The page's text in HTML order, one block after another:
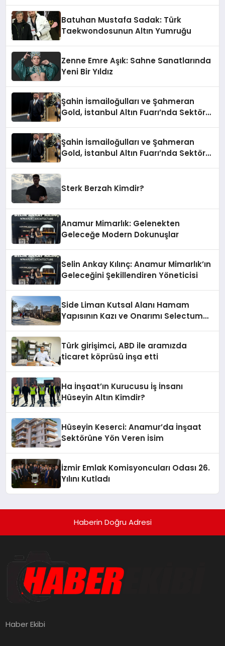
Batuhan Mustafa Sadak: Türk
Taekwondosunun Altın Yumruğu
Zenne Emre Aşık: Sahne Sanatlarında
Yeni Bir Yıldız
Şahin İsmailoğulları ve Şahmeran
Gold, İstanbul Altın Fuarı’nda Sektöre
Şahin İsmailoğulları ve Şahmeran
Gold, İstanbul Altın Fuarı’nda Sektöre
Sterk Berzah Kimdir?
Anamur Mimarlık: Gelenekten
Geleceğe Modern Dokunuşlar
Selin Ankay Kılınç: Anamur Mimarlık’ın
Geleceğini Şekillendiren Yöneticisi
Side Liman Kutsal Alanı Hamam
Yapısının Kazı ve Onarımı Selectum
Türk girişimci, ABD ile aramızda
ticaret köprüsü inşa etti
Ha İnşaat’ın Kurucusu İş İnsanı
Hüseyin Altın Kimdir?
Hüseyin Keserci: Anamur’da İnşaat
Sektörüne Yön Veren İsim
İzmir Emlak Komisyoncuları Odası 26.
Yılını Kutladı
Haberin Doğru Adresi
Haber Ekibi